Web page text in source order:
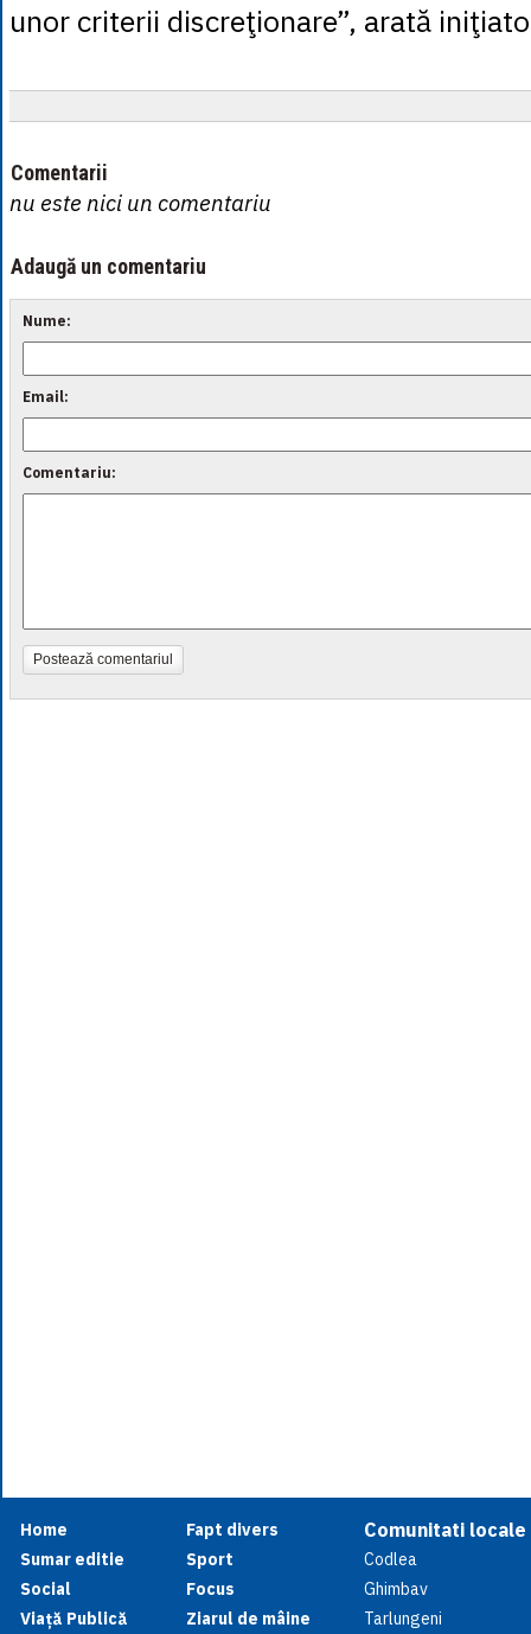
unor criterii discreţionare”, arată
Comentarii
nu este nici un comentariu
Adaugă un comentariu
Nume:
Email:
Comentariu:
Postează comentariul
Home
Sumar editie
Social
Viață Publică
Fapt divers
Sport
Focus
Ziarul de mâine
Comunitati locale
Codlea
Ghimbav
Tarlungeni